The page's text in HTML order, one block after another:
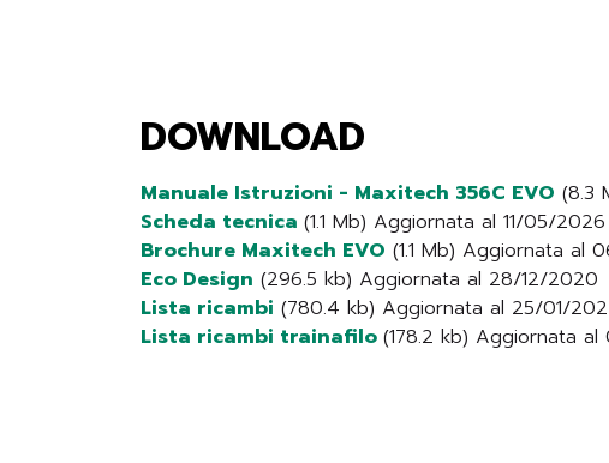
DOWNLOAD
Manuale Istruzioni - Maxitech 356C EVO (8.3
Scheda tecnica (1.1 Mb) Aggiornata al 11/05/2026
Brochure Maxitech EVO (1.1 Mb) Aggiornata al
Eco Design (296.5 kb) Aggiornata al 28/12/2020
Lista ricambi (780.4 kb) Aggiornata al 25/01/
Lista ricambi trainafilo (178.2 kb) Aggiornata